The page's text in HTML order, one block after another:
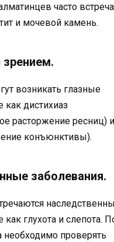
часто
и мочевой камень.
возникать глазные
как дистихиаз
расторжение ресниц) и
конъюнктивы).
заболевания.
как глухота и слепота.
проверять